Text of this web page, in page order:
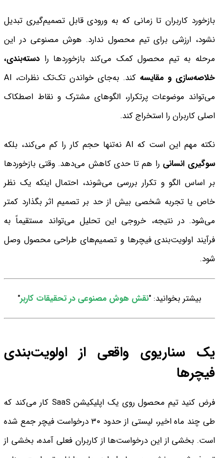
بازخورد کاربران تا زمانی که به ورودی قابل تصمیم‌گیری تبدیل
نشود، ارزشی برای تیم محصول ندارد. هوش مصنوعی در این
مرحله به تیم محصول کمک می‌کند بازخوردها را دسته‌بندی،
خلاصه‌سازی و مقایسه
کند. به‌جای خواندن تک‌تک نظرات، AI
می‌تواند موضوعات پرتکرار، الگوهای مشترک و نقاط اصطکاک
اصلی کاربران را استخراج کند.
نکته مهم این است که AI نه‌تنها حجم کار را کم می‌کند، بلکه
سوگیری انسانی را هم تا حدی کاهش می‌دهد. وقتی بازخوردها
بر اساس الگو و تکرار بررسی می‌شوند، احتمال اینکه یک نظر
خاص یا تجربه شخصی بیش از حد بر تصمیم اثر بگذارد کمتر
می‌شود. در نتیجه، خروجی این تحلیل می‌تواند مستقیماً به
فرآیند اولویت‌بندی فیچرها و تصمیم‌های طراحی محصول وصل
شود.
بیشتر بخوانید: "نقش هوش مصنوعی در تحقیقات کاربر"
یک سناریوی واقعی از اولویت‌بندی
فیچرها
فرض کنید تیم محصول روی یک اپلیکیشن SaaS کار می‌کند که
طی چند ماه اخیر، لیستی از حدود ۳۰ درخواست فیچر جمع شده
است. بخشی از این درخواست‌ها از کاربران فعلی آمده، بخشی از